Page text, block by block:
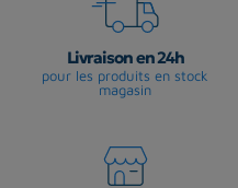
Livraison en 24h
pour les produits en stock
magasin